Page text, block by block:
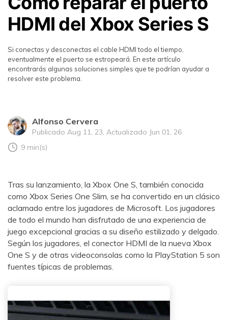
HDMI del Xbox Series S
Si conectas y desconectas el cable HDMI todo el tiempo,
eventualmente el puerto se estropeará. En este artículo
encontrarás algunas soluciones simples que te podrían ayudar a
resolver este problema.
Alfonso Cervera
Publicado Aug 11, 23, Actualizado Jun 01, 26
9 min(s)
Tras su lanzamiento, la Xbox One S, también conocida
como Xbox Series One Slim, se ha convertido en un clásico
aclamado entre los jugadores de Microsoft. Los jugadores
de todo el mundo han disfrutado de una experiencia de
juego excepcional gracias a su diseño estilizado y delgado.
Según los jugadores, el conector HDMI de la nueva Xbox
One S y de otras videoconsolas como la PlayStation 5 son
fuentes típicas de problemas.